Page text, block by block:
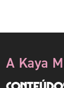
A Kaya